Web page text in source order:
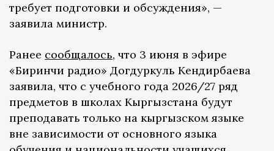
требует подготовки и обсуждения», —
заявила министр.
Ранее сообщалось, что 3 июня в эфире
«Биринчи радио» Догдуркуль Кендирбаева
заявила, что с учебного года 2026/27 ряд
предметов в школах Кыргызстана будут
преподавать только на кыргызском языке
вне зависимости от основного языка